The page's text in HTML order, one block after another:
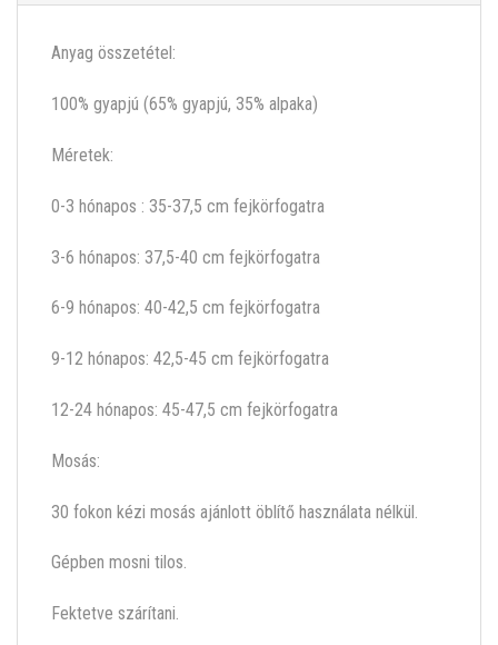
Anyag összetétel:
100% gyapjú (65% gyapjú, 35% alpaka)
Méretek:
0-3 hónapos : 35-37,5 cm fejkörfogatra
3-6 hónapos: 37,5-40 cm fejkörfogatra
6-9 hónapos: 40-42,5 cm fejkörfogatra
9-12 hónapos: 42,5-45 cm fejkörfogatra
12-24 hónapos: 45-47,5 cm fejkörfogatra
Mosás:
30 fokon kézi mosás ajánlott öblítő használata nélkül.
Gépben mosni tilos.
Fektetve szárítani.